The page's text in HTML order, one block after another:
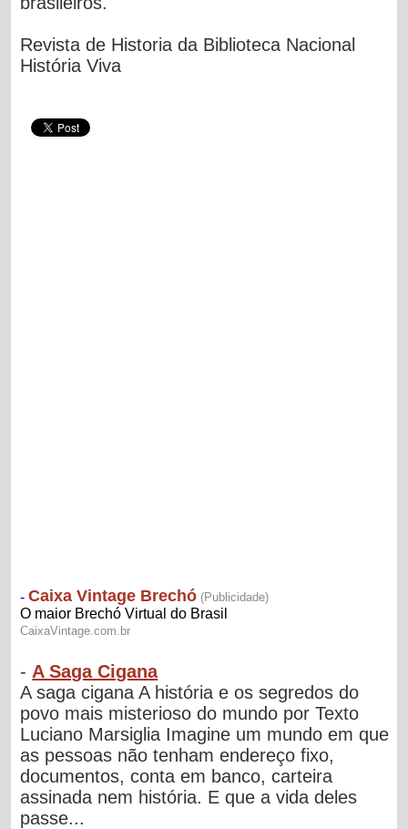
Revista de Historia da Biblioteca Nacional
História Viva
- A Saga Cigana
A saga cigana A história e os segredos do
povo mais misterioso do mundo por Texto
Luciano Marsiglia Imagine um mundo em que
as pessoas não tenham endereço fixo,
documentos, conta em banco, carteira
assinada nem história. E que a vida deles
passe...